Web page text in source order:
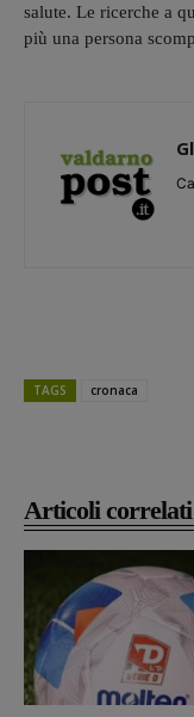
Articoli correlati
salute. Le ricerche a
più una persona
TAGS cronaca